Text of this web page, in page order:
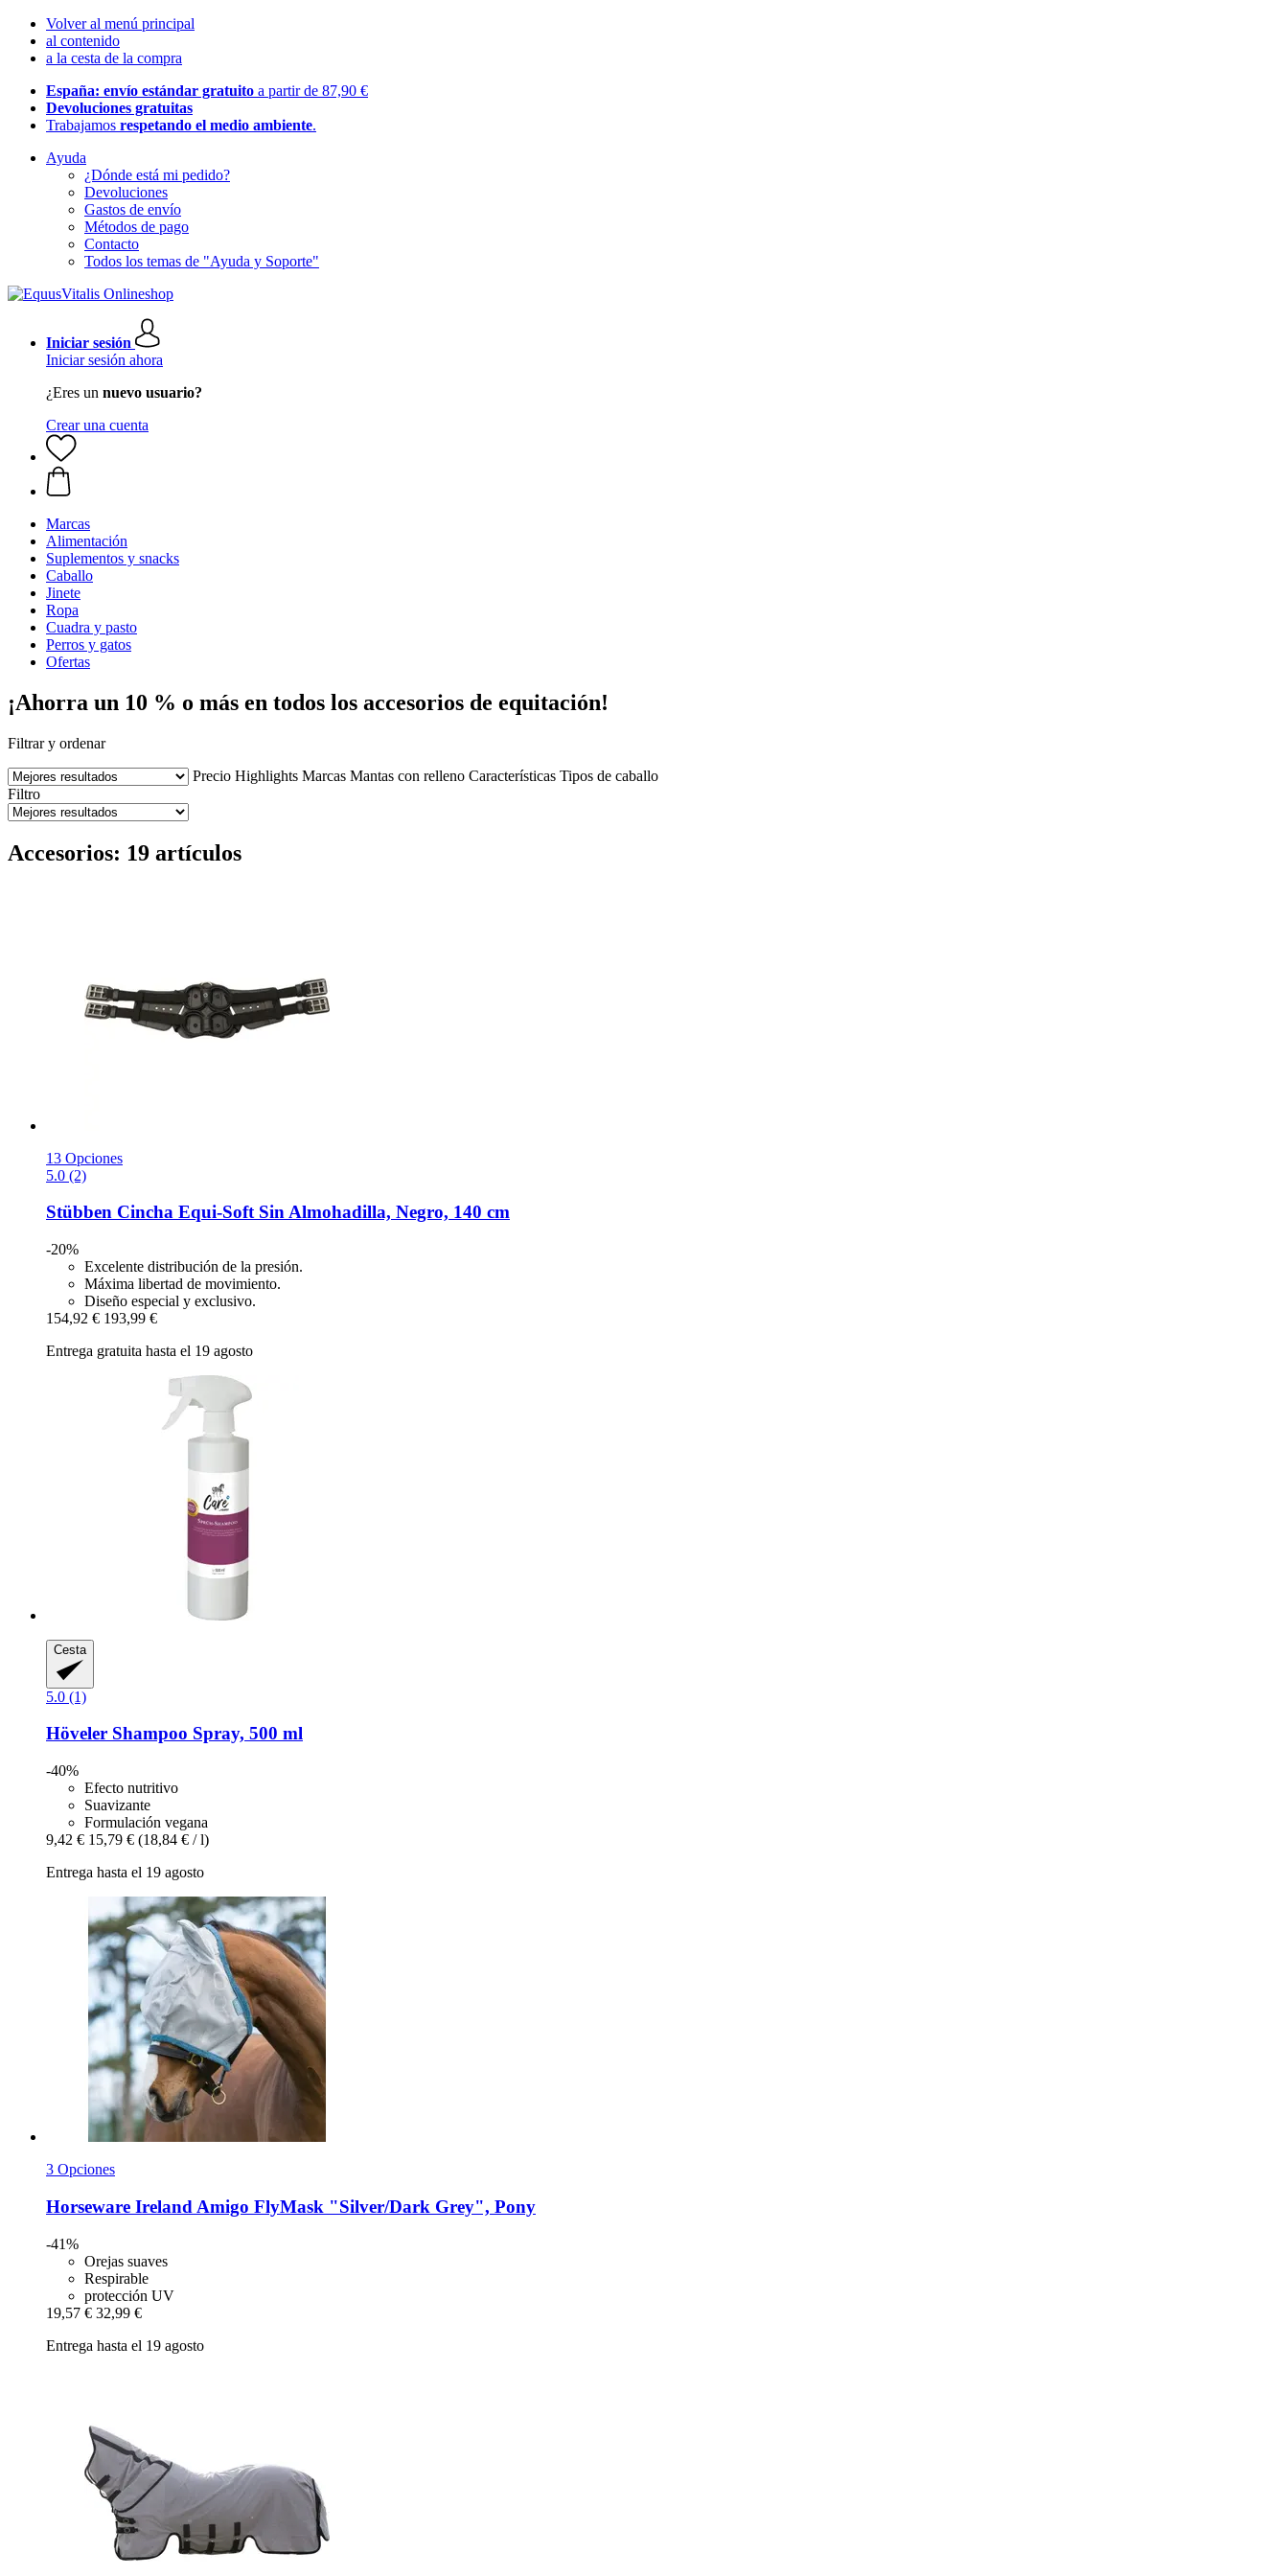
Volver al menú principal
al contenido
a la cesta de la compra
España: envío estándar gratuito a partir de 87,90 €
Devoluciones gratuitas
Trabajamos respetando el medio ambiente.
Ayuda
¿Dónde está mi pedido?
Devoluciones
Gastos de envío
Métodos de pago
Contacto
Todos los temas de "Ayuda y Soporte"
Iniciar sesión
Iniciar sesión ahora
¿Eres un nuevo usuario?
Crear una cuenta
Marcas
Alimentación
Suplementos y snacks
Caballo
Jinete
Ropa
Cuadra y pasto
Perros y gatos
Ofertas
¡Ahorra un 10 % o más en todos los accesorios de equitación!
Filtrar y ordenar
Precio Highlights Marcas Mantas con relleno Características Tipos de caballo
Filtro
Accesorios: 19 artículos
13 Opciones
5.0 (2)
Stübben Cincha Equi-​Soft Sin Almohadilla, Negro, 140 cm
-20%
Excelente distribución de la presión.
Máxima libertad de movimiento.
Diseño especial y exclusivo.
154,92 € 193,99 €
Entrega gratuita hasta el 19 agosto
Cesta
5.0 (1)
Höveler Shampoo Spray, 500 ml
-40%
Efecto nutritivo
Suavizante
Formulación vegana
9,42 € 15,79 € (18,84 € / l)
Entrega hasta el 19 agosto
3 Opciones
Horseware Ireland Amigo FlyMask "Silver/Dark Grey", Pony
-41%
Orejas suaves
Respirable
protección UV
19,57 € 32,99 €
Entrega hasta el 19 agosto